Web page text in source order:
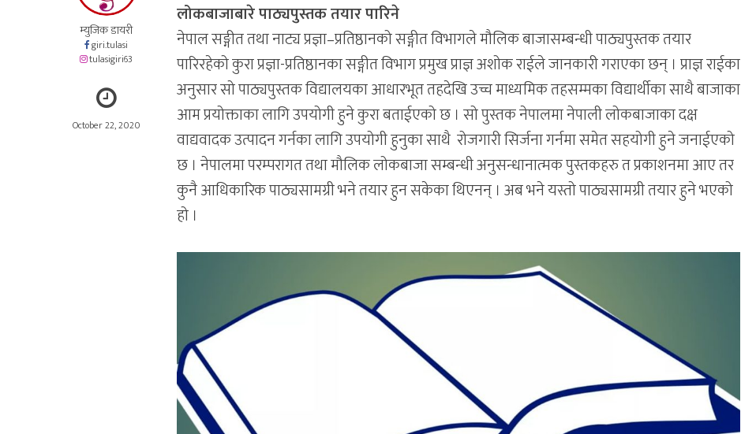
म्युजिक डायरी
giri.tulasi
tulasigiri63
October 22, 2020
लोकबाजाबारे पाठ्यपुस्तक तयार पारिने
नेपाल सङ्गीत तथा नाट्य प्रज्ञा–प्रतिष्ठानको सङ्गीत विभागले मौलिक बाजासम्बन्धी पाठ्यपुस्तक तयार
पारिरहेको कुरा प्रज्ञा-प्रतिष्ठानका सङ्गीत विभाग प्रमुख प्राज्ञ अशोक राईले जानकारी गराएका छन् । प्राज्ञ राईका
अनुसार सो पाठ्यपुस्तक विद्यालयका आधारभूत तहदेखि उच्च माध्यमिक तहसम्मका विद्यार्थीका साथै बाजाका
आम प्रयोक्ताका लागि उपयोगी हुने कुरा बताईएको छ । सो पुस्तक नेपालमा नेपाली लोकबाजाका दक्ष
वाद्यवादक उत्पादन गर्नका लागि उपयोगी हुनुका साथै रोजगारी सिर्जना गर्नमा समेत सहयोगी हुने जनाईएको
छ । नेपालमा परम्परागत तथा मौलिक लोकबाजा सम्बन्धी अनुसन्धानात्मक पुस्तकहरु त प्रकाशनमा आए तर
कुनै आधिकारिक पाठ्यसामग्री भने तयार हुन सकेका थिएनन् । अब भने यस्तो पाठ्यसामग्री तयार हुने भएको
हो ।